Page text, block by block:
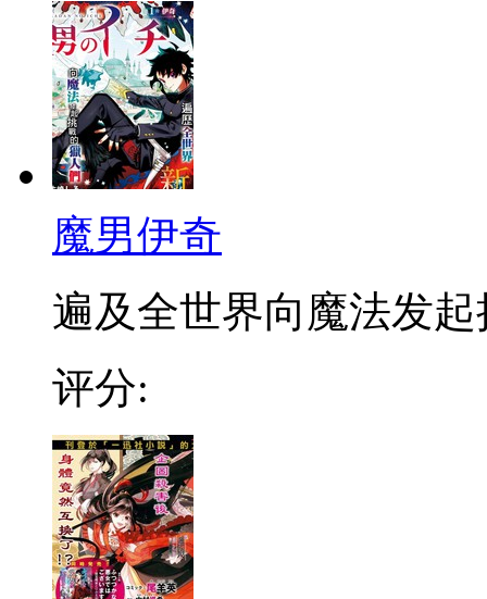
魔男伊奇
遍及全世界向魔法发起
评分: